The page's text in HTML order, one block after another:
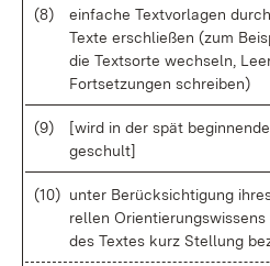
(8)
ein­fa­che Text­vor­la­gen
Tex­te er­schlie­ßen (zum
die Text­sor­te wech­seln,
Fort­set­zun­gen schrei­ben)
(9)
[wird in der spät
ge­schult]
(10) un­ter Be­rück­sich­ti­gung
rel­len
des Tex­tes kurz Stel­lung